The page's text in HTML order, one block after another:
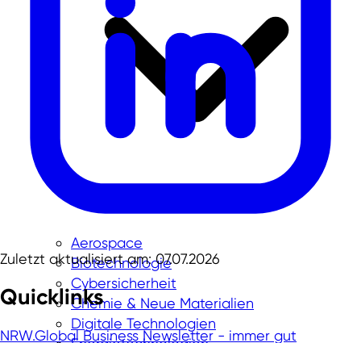
Aerospace
Biotechnologie
Cybersicherheit
Chemie & Neue Materialien
Digitale Technologien
Zuletzt aktualisiert am: 07.07.2026
Quicklinks
NRW.Global Business Newsletter - immer gut